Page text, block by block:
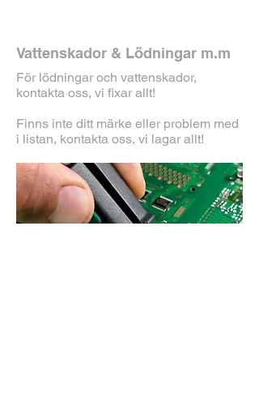
Vattenskador & Lödningar m.m
För lödningar och vattenskador,
kontakta oss, vi fixar allt!
Finns inte ditt märke eller problem med
i listan, kontakta oss, vi lagar allt!